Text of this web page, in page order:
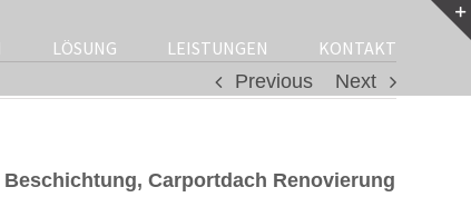
LÖSUNG LEISTUNGEN
KONTAKT
Previous
Next
Carportdach Renovierung